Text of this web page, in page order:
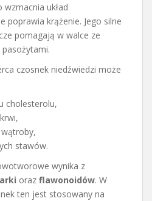
wzmacnia układ
poprawia krążenie. Jego silne
pomagają w walce ze
czosnek niedźwiedzi może
cholesterolu,
stawów.
wynika z
oraz flawonoidów. W
ten jest stosowany na